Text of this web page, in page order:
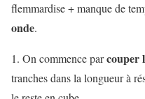
flemmardise + manque de
onde.
1. On commence parcouper
tranches dans la longueur à